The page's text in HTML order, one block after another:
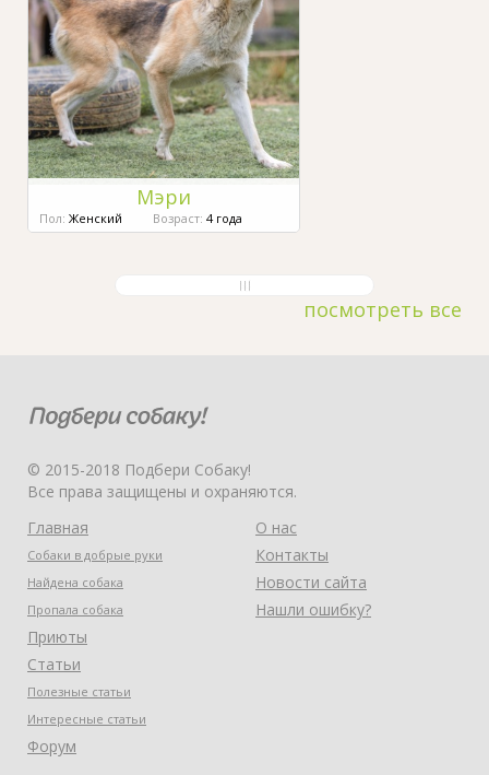
Мэри
Пол: Женский Возраст: 4 года
посмотреть все
© 2015-2018 Подбери Собаку!
Все права защищены и охраняются.
Главная
Собаки в добрые руки
Найдена собака
Пропала собака
Приюты
Статьи
Полезные статьи
Интересные статьи
Форум
О нас
Контакты
Новости сайта
Нашли ошибку?